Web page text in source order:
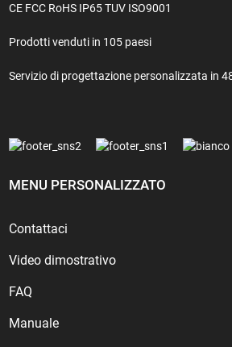
CE FCC RoHS IP65 TUV ISO9001
Prodotti venduti in 105 paesi
Servizio di progettazione personalizzata in
MENU PERSONALIZZATO
Contattaci
Video dimostrativo
FAQ
Manuale